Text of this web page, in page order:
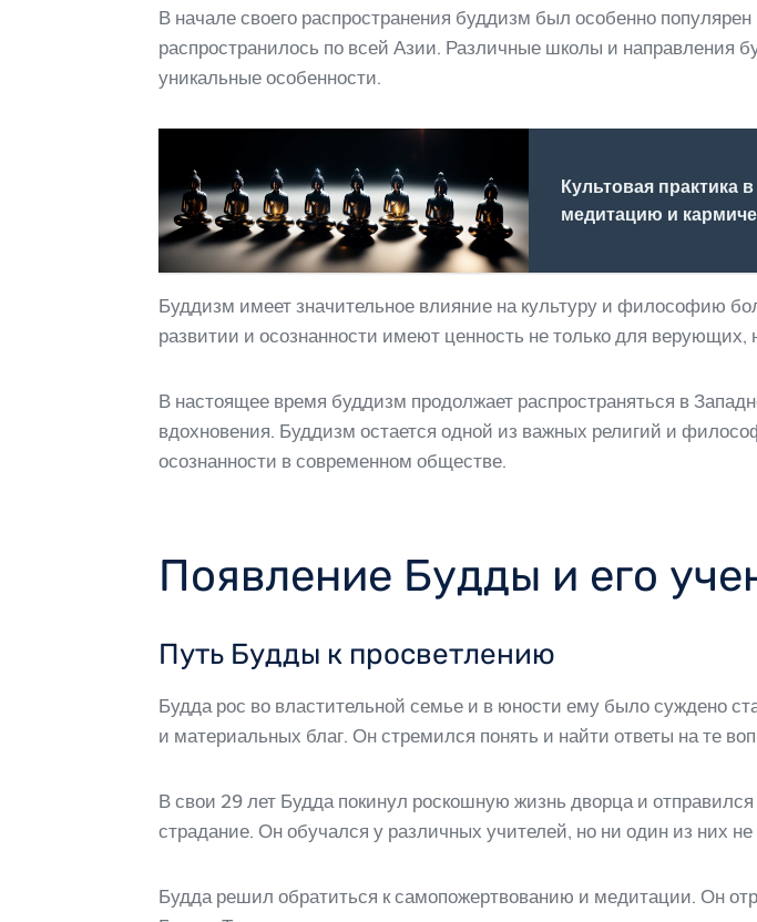
В начале своего распространения буддизм был особенно
распространилось по всей Азии. Различные школы и направления
уникальные особенности.
Культовая практика
медитацию и
Буддизм имеет значительное влияние на культуру и философию
развитии и осознанности имеют ценность не только для
В настоящее время буддизм продолжает распространяться в
вдохновения. Буддизм остается одной из важных религий и
осознанности в современном обществе.
Появление Будды и его
Путь Будды к просветлению
Будда рос во властительной семье и в юности ему было суждено
и материальных благ. Он стремился понять и найти ответы на те
В свои 29 лет Будда покинул роскошную жизнь дворца и
страдание. Он обучался у различных учителей, но ни один из них
Будда решил обратиться к самопожертвованию и медитации. Он